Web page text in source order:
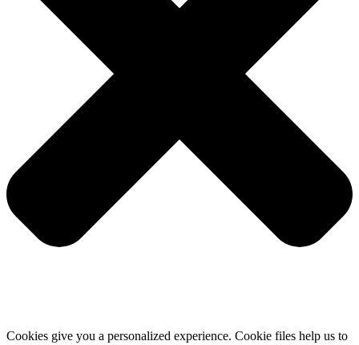
Cookies give you a personalized experience. Cookie files help us to